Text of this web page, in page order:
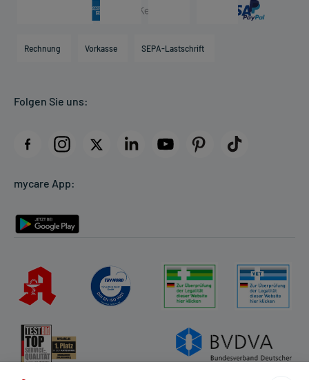
Arzneimittelinformationen
Direktabrechnung PKV
AGB
Datenschutz
Rückgabe/Widerruf
Rechnung Vorkasse SEPA-Lastschrift
Folgen Sie uns:
mycare App: